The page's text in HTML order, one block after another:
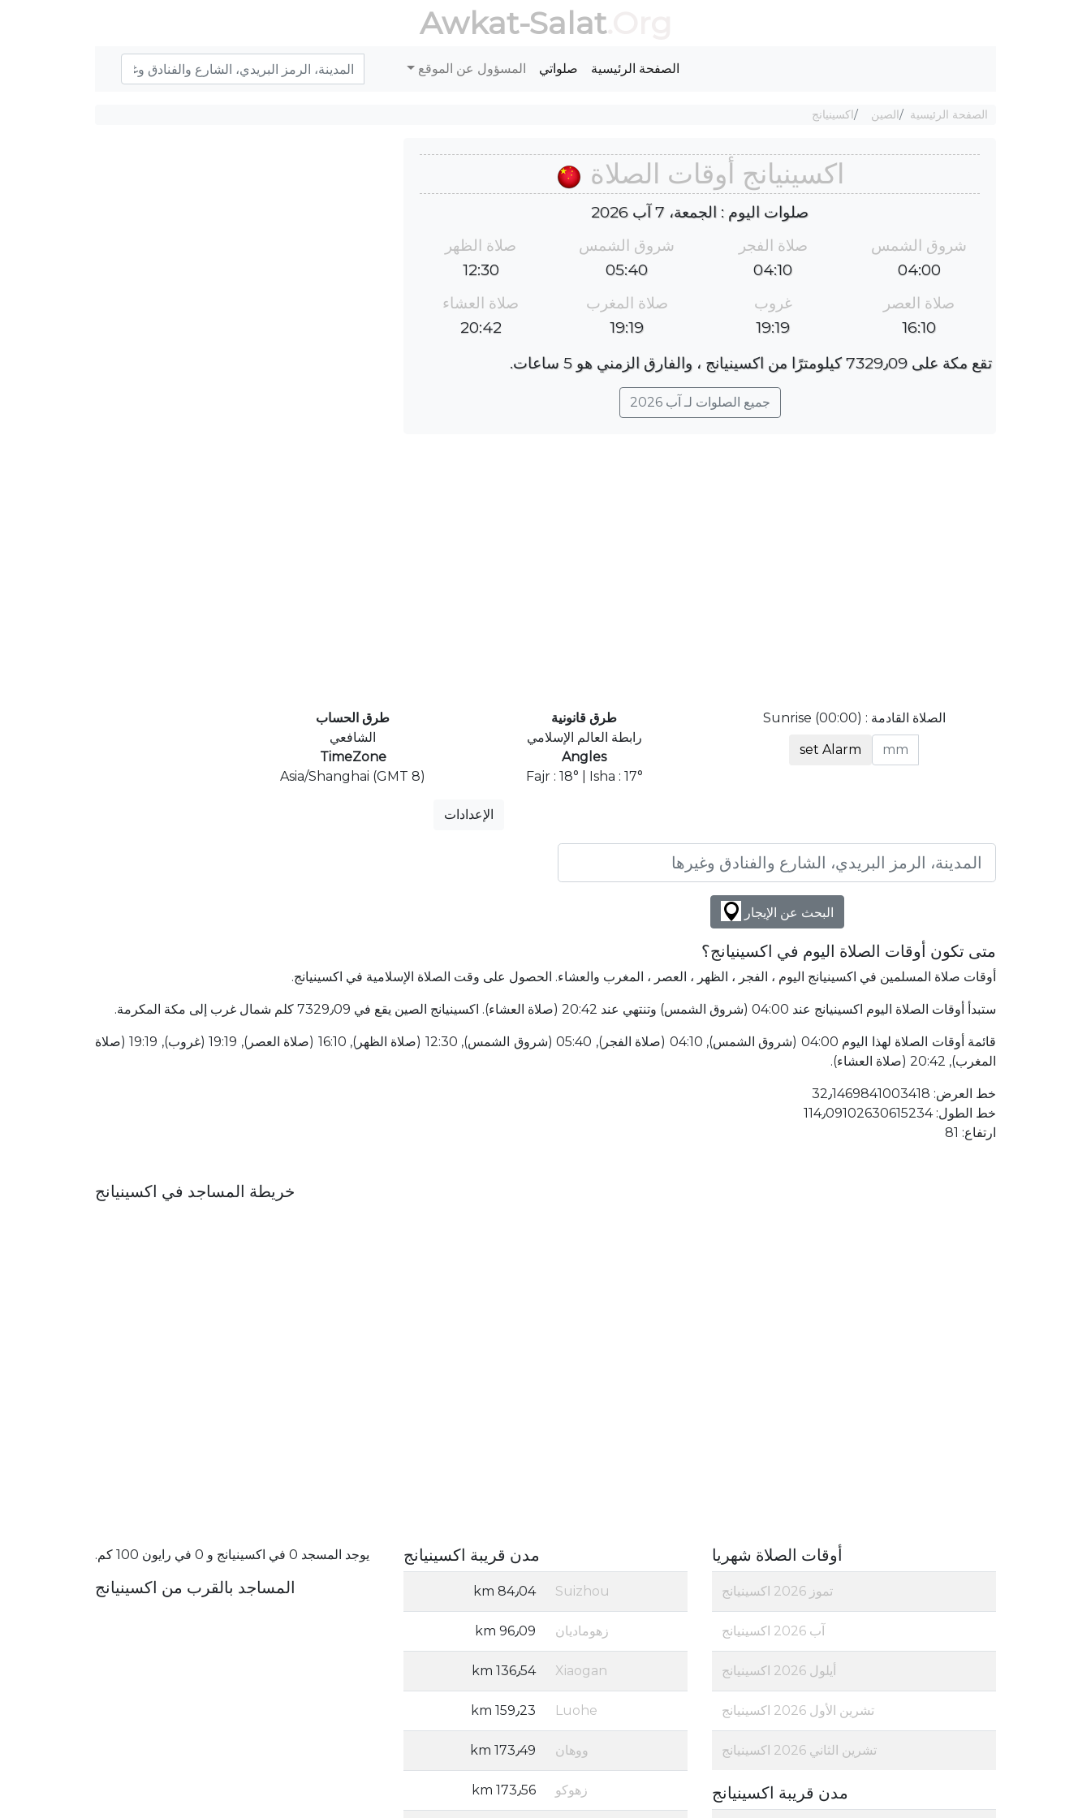
Awkat-Salat.Org
الصفحة الرئيسية صلواتي المسؤول عن الموقع
الصفحة الرئيسية الصين اكسينيانج
اكسينيانج أوقات الصلاة
صلوات اليوم : الجمعة، 7 آب 2026
شروق الشمس
04:00
صلاة الفجر
04:10
شروق الشمس
05:40
صلاة الظهر
12:30
صلاة العصر
16:10
غروب
19:19
صلاة المغرب
19:19
صلاة العشاء
20:42
تقع مكة على 7329٫09 كيلومترًا من اكسينيانج ، والفارق الزمني هو 5 ساعات.
جميع الصلوات لـ آب 2026
الصلاة القادمة : Sunrise (00:00)
set Alarm
طرق قانونية
رابطة العالم الإسلامي
طرق الحساب
الشافعي
Angles
Fajr : 18° | Isha : 17°
TimeZone
Asia/Shanghai (GMT 8)
الإعدادات
البحث عن الإيجار
متى تكون أوقات الصلاة اليوم في اكسينيانج؟
أوقات صلاة المسلمين في اكسينيانج اليوم ، الفجر ، الظهر ، العصر ، المغرب والعشاء. الحصول على وقت الصلاة الإسلامية في اكسينيانج.
ستبدأ أوقات الصلاة اليوم اكسينيانج عند 04:00 (شروق الشمس) وتنتهي عند 20:42 (صلاة العشاء). اكسينيانج الصين يقع في 7329٫09 كلم شمال غرب إلى مكة المكرمة.
قائمة أوقات الصلاة لهذا اليوم 04:00 (شروق الشمس), 04:10 (صلاة الفجر), 05:40 (شروق الشمس), 12:30 (صلاة الظهر), 16:10 (صلاة العصر), 19:19 (غروب), 19:19 (صلاة
المغرب), 20:42 (صلاة العشاء).
خط العرض: 32٫1469841003418
خط الطول: 114٫09102630615234
ارتفاع: 81
خريطة المساجد في اكسينيانج
أوقات الصلاة شهريا
تموز 2026 اكسينيانج
آب 2026 اكسينيانج
أيلول 2026 اكسينيانج
تشرين الأول 2026 اكسينيانج
تشرين الثاني 2026 اكسينيانج
مدن قريبة اكسينيانج
مدن قريبة اكسينيانج
Suizhou 84٫04 km
زهوماديان 96٫09 km
Xiaogan 136٫54 km
Luohe 159٫23 km
ووهان 173٫49 km
زهوكو 173٫56 km
يوجد المسجد 0 في اكسينيانج و 0 في رايون 100 كم.
المساجد بالقرب من اكسينيانج